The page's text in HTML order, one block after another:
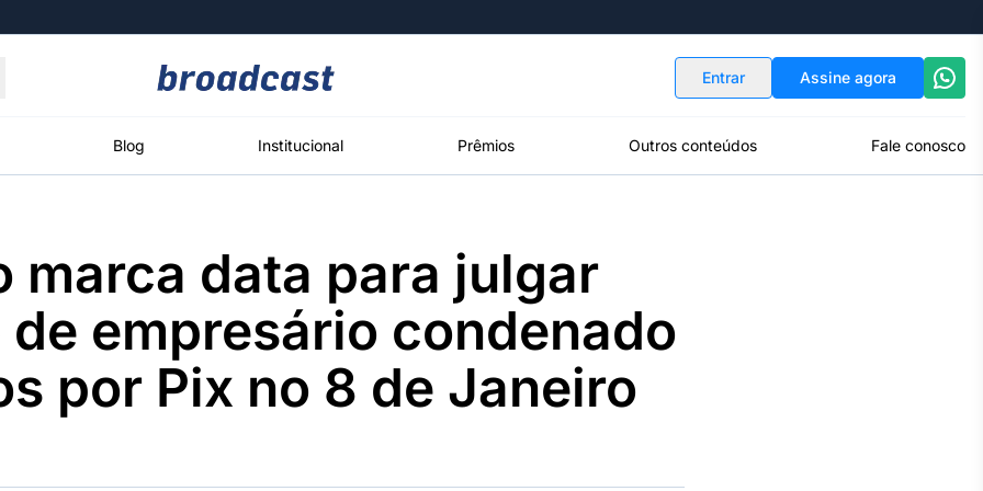
Entrar Assine agora
Blog Institucional Prêmios Outros conteúdos Fale conosco
Político
Os bastidores da
política em
tempo real
Energia
O setor de
energia elétrica
no Brasil
Broadcast
White Label
Plataforma para
conteúdos
personalizados
marca data para julgar
empresário condenado
por Pix no 8 de Janeiro